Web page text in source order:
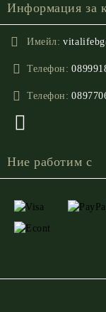
Информация за
Имейл:
Телефон:
Телефон:
Ние работим с